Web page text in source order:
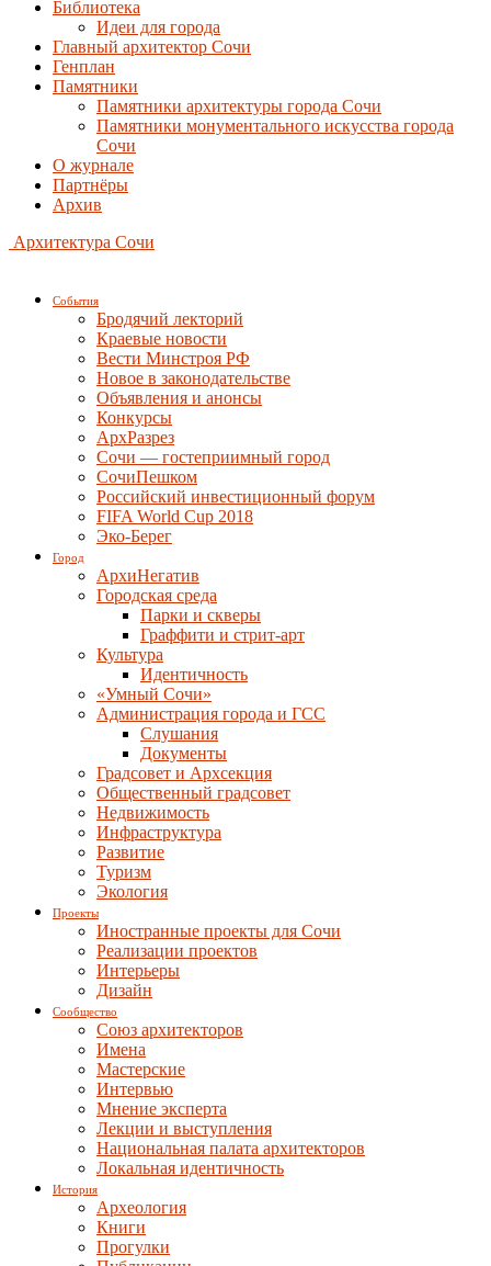
Библиотека
Идеи для города
Главный архитектор Сочи
Генплан
Памятники
Памятники архитектуры города Сочи
Памятники монументального искусства города
Сочи
О журнале
Партнёры
Архив
Архитектура Сочи
События
Бродячий лекторий
Краевые новости
Вести Минстроя РФ
Новое в законодательстве
Объявления и анонсы
Конкурсы
АрхРазрез
Сочи — гостеприимный город
СочиПешком
Российский инвестиционный форум
FIFA World Cup 2018
Эко-Берег
Город
АрхиНегатив
Городская среда
Парки и скверы
Граффити и стрит-арт
Культура
Идентичность
«Умный Сочи»
Администрация города и ГСС
Слушания
Документы
Градсовет и Архсекция
Общественный градсовет
Недвижимость
Инфраструктура
Развитие
Туризм
Экология
Проекты
Иностранные проекты для Сочи
Реализации проектов
Интерьеры
Дизайн
Сообщество
Союз архитекторов
Имена
Мастерские
Интервью
Мнение эксперта
Лекции и выступления
Национальная палата архитекторов
Локальная идентичность
История
Археология
Книги
Прогулки